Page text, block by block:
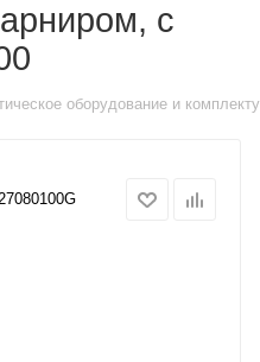
с
оборудование и